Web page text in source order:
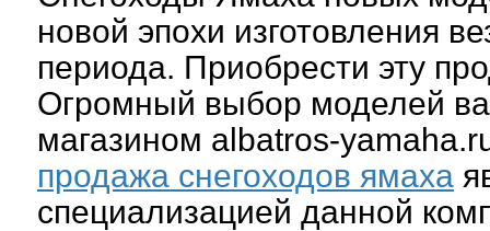
новой эпохи изготовления
периода. Приобрести эту
Огромный выбор моделей
магазином albatros-
продажа снегоходов ямаха
специализацией данной